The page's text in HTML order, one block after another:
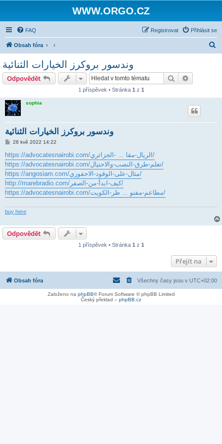
WWW.ORGO.CZ
FAQ Přihlásit se
Registrovat
Obsah fóra
وندسور بروكرز الخيارات الثنائية
Odpovědět Hledat
1 příspěvek • Stránka 1 z 1
sophia
وندسور بروكرز الخيارات الثنائية
P
í
s
p
ě
v
e
k
28 kvě 2022 14:22
https://advocatesnairobi.com/الريال-مقا ... -الجزائري/
https://advocatesnairobi.com/تعلم-طرق-النصب-والاحتيال/
https://angosiam.com/مثال-على-الوقود-الاحفوري/
http://marebradio.com/كيف-ابدأ-من-الصفر/
https://advocatesnairobi.com/مطاعم-مفتو ... ظر-الكويت/
buy here
Odpovědět
1 příspěvek • Stránka 1 z 1
Přejít na
Obsah fóra Všechny časy jsou v UTC+02:00
Založeno na phpBB® Forum Software © phpBB Limited
Český překlad – phpBB.cz